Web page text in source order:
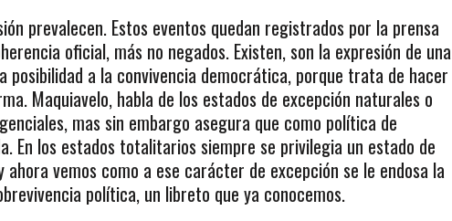
prevalecen. Estos eventos quedan registrados por la prensa
oficial, más no negados. Existen, son la expresión de una
posibilidad a la convivencia democrática, porque trata de hacer
Maquiavelo, habla de los estados de excepción naturales o
mas sin embargo asegura que como política de
En los estados totalitarios siempre se privilegia un estado de
ahora vemos como a ese carácter de excepción se le endosa la
política, un libreto que ya conocemos.